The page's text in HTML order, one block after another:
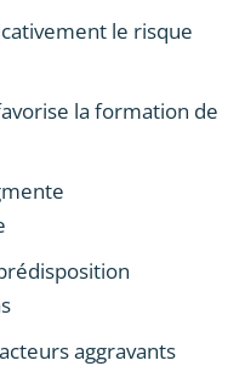
le risque
la formation de
aggravants